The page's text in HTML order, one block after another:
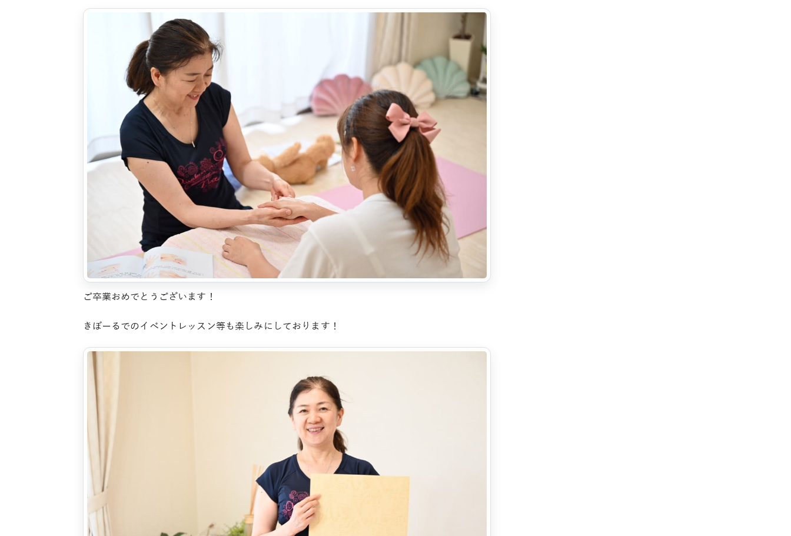
ご卒業おめでとうございます！
きぼーるでのイベントレッスン等も楽しみにしております！